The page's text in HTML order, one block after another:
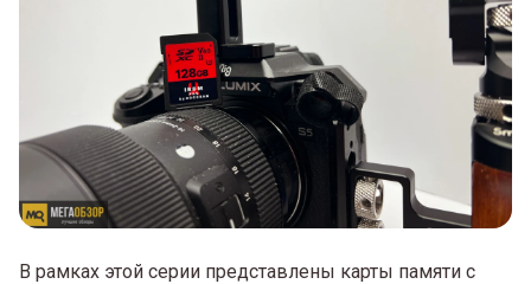
В рамках этой серии представлены карты памяти с